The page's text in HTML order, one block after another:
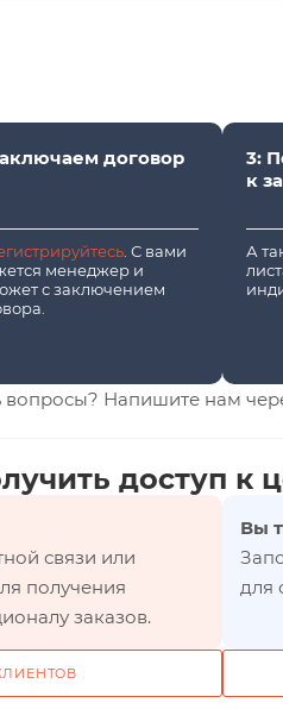
договор
. С вами
менеджер и
с заключением
3:
к
А
вопросы? Напишите нам
доступ к
связи или
получения
заказов.
Вы
для